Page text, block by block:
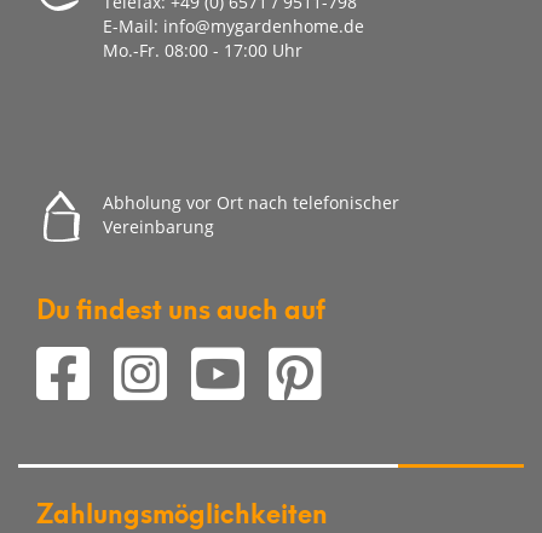
E-Mail: info@mygardenhome.de
Mo.-Fr. 08:00 - 17:00 Uhr
Abholung vor Ort nach telefonischer
Vereinbarung
Du findest uns auch auf
Zahlungsmöglichkeiten